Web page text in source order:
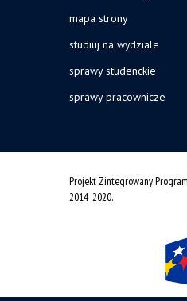
mapa strony
studiuj na wydziale
sprawy studenckie
sprawy pracownicze
Projekt Zintegrowany
2014˗2020.